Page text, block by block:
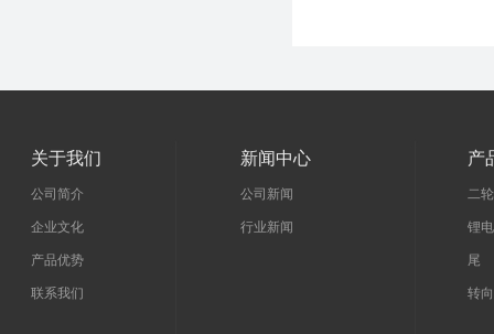
关于我们
公司简介
企业文化
产品优势
联系我们
新闻中心
公司新闻
行业新闻
产
二
锂
尾
转